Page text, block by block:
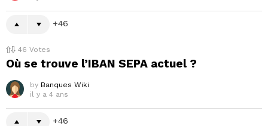
46
46 Votes
Où se trouve l’IBAN SEPA actuel ?
by Banques Wiki
il y a 4 ans
46